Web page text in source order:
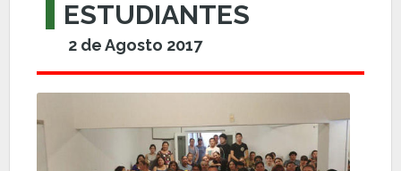
ESTUDIANTES
2 de Agosto 2017